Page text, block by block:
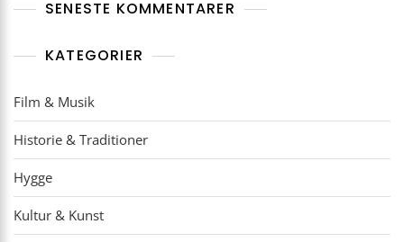
SENESTE KOMMENTARER
KATEGORIER
Film & Musik
Historie & Traditioner
Hygge
Kultur & Kunst